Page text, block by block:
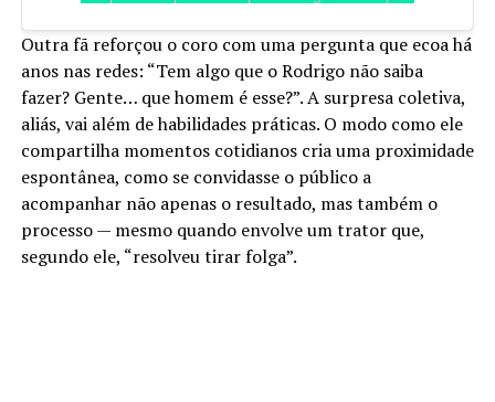
Outra fã reforçou o coro com uma pergunta que ecoa há
anos nas redes: “Tem algo que o Rodrigo não saiba
fazer? Gente… que homem é esse?”. A surpresa coletiva,
aliás, vai além de habilidades práticas. O modo como ele
compartilha momentos cotidianos cria uma proximidade
espontânea, como se convidasse o público a
acompanhar não apenas o resultado, mas também o
processo — mesmo quando envolve um trator que,
segundo ele, “resolveu tirar folga”.